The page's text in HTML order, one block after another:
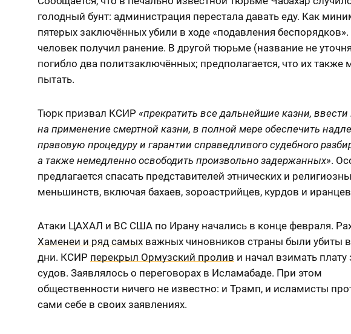
голодный бунт: администрация перестала давать еду. Как
пятерых заключённых убили в ходе «подавления
человек получил ранение. В другой тюрьме (название не
погибло два политзаключённых; предполагается, что их также
пытать.
Тюрк призвал КСИР «прекратить все дальнейшие казни,
на применение смертной казни, в полной мере обеспечить
правовую процедуру и гарантии справедливого судебного
а также немедленно освободить произвольно задержанных».
предлагается спасать представителей этнических и
меньшинств, включая бахаев, зороастрийцев, курдов и
Атаки ЦАХАЛ и ВС США по Ирану начались в конце февраля.
Хаменеи и ряд самых важных чиновников страны были убиты
дни. КСИР перекрыл Ормузский пролив и начал взимать плату
судов. Заявлялось о переговорах в Исламабаде. При этом
общественности ничего не известно: и Трамп, и исламисты
сами себе в своих заявлениях.